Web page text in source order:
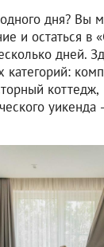
дня? Вы
и остаться в
дней.
категорий:
коттедж,